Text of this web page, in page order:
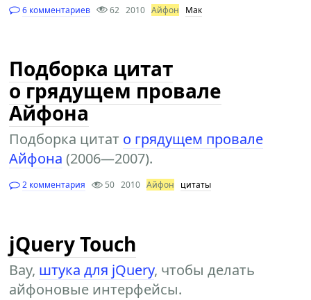
6 комментариев 62 2010 Айфон Мак
Подборка цитат
о грядущем провале
Айфона
Подборка цитат о грядущем провале
Айфона (2006—2007).
2 комментария 50 2010 Айфон цитаты
jQuery Touch
Вау, штука для jQuery, чтобы делать
айфоновые интерфейсы.